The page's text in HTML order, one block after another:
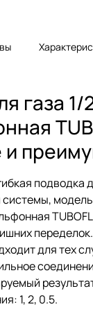
газа
и
подводка
для тех
1, 2, 0.5.